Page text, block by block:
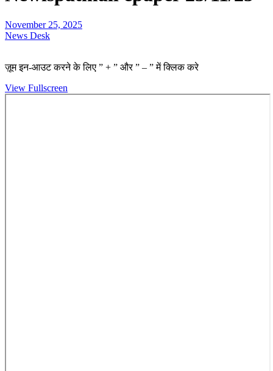
November 25, 2025
News Desk
ज़ूम इन-आउट करने के लिए ” + ” और ” – ” में क्लिक करे
View Fullscreen
Skip